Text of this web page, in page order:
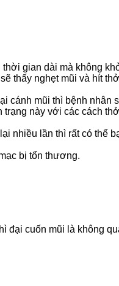
gian dài mà không
thấy nghẹt mũi và hít
cánh mũi thì bệnh nhân
này với các cách
nhiều lần thì rất có thể
bị tổn thương.
đại cuốn mũi là không